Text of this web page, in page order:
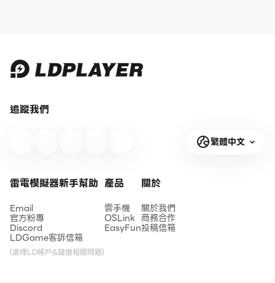
追蹤我們
繁體中文
雷電模擬器新手幫助
Email
官方粉專
Discord
LDGame客訴信箱
(處理LD帳戶&儲值相關問題)
產品
雲手機
OSLink
EasyFun
關於
關於我們
商務合作
投稿信箱